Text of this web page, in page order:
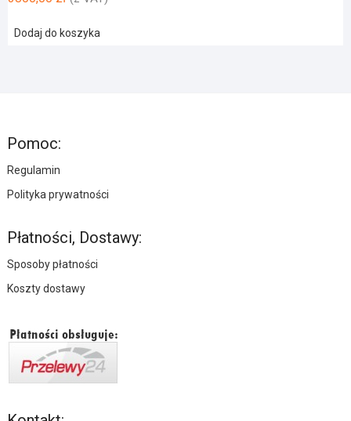
Dodaj do koszyka
Pomoc:
Regulamin
Polityka prywatności
Płatności, Dostawy:
Sposoby płatności
Koszty dostawy